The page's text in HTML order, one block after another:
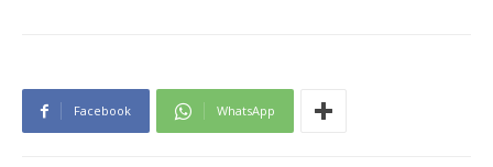
Facebook WhatsApp